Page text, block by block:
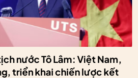
nước Tô Lâm: Việt Nam,
triển khai chiến lược kết